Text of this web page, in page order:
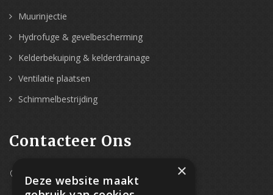
Muurinjectie
Hydrofuge & gevelbescherming
Kelderbekuiping & kelderdrainage
Ventilatie plaatsen
Schimmelbestrijding
Contacteer Ons
Westpoort 37B,
2070 Zwijndrecht
×
Deze website maakt